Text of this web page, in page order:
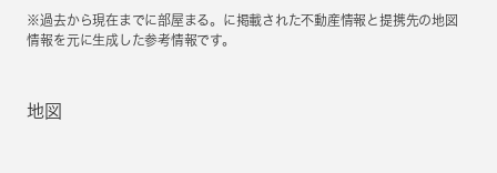
※過去から現在までに部屋まる。に掲載された不動産情報と提携先の地図
情報を元に生成した参考情報です。
地図